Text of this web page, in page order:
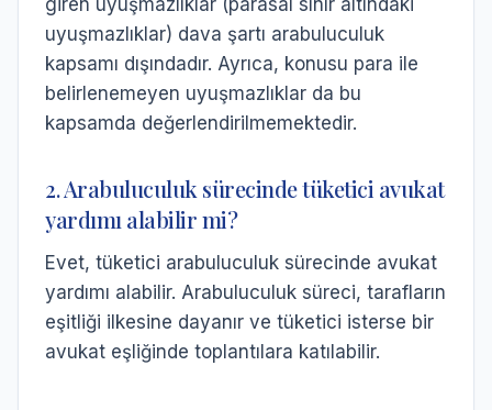
giren uyuşmazlıklar (parasal sınır altındaki
uyuşmazlıklar) dava şartı arabuluculuk
kapsamı dışındadır. Ayrıca, konusu para ile
belirlenemeyen uyuşmazlıklar da bu
kapsamda değerlendirilmemektedir.
2. Arabuluculuk sürecinde tüketici avukat
yardımı alabilir mi?
Evet, tüketici arabuluculuk sürecinde avukat
yardımı alabilir. Arabuluculuk süreci, tarafların
eşitliği ilkesine dayanır ve tüketici isterse bir
avukat eşliğinde toplantılara katılabilir.